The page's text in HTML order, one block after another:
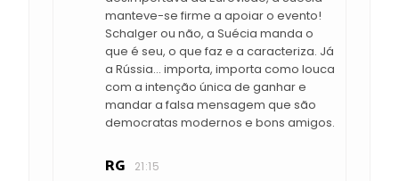
manteve-se firme a apoiar o evento!
Schalger ou não, a Suécia manda o
que é seu, o que faz e a caracteriza. Já
a Rússia... importa, importa como louca
com a intenção única de ganhar e
mandar a falsa mensagem que são
democratas modernos e bons amigos.
RG 21:15